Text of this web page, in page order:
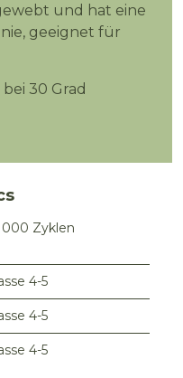
und hat eine
geeignet für
30 Grad
000 Zyklen
4-5
4-5
4-5